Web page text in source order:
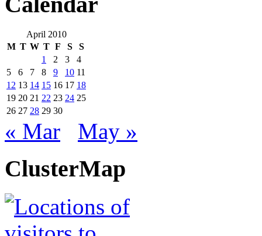
April 2010
M T W T F S
S
1
2 3
4
5
6 7 8 9 10 11
12 13 14 15 16 17 18
19 20 21 22 23 24 25
26 27 28 29 30
« Mar May »
ClusterMap